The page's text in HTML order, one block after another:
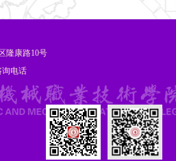
隆康路10号
询电话